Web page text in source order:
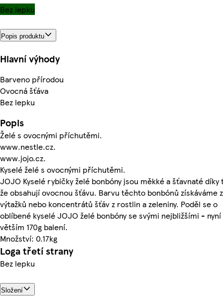
Bez lepku
Popis produktu
Hlavní výhody
Barveno přírodou
Ovocná šťáva
Bez lepku
Popis
Želé s ovocnými příchutěmi.
www.nestle.cz.
www.jojo.cz.
Kyselé želé s ovocnými příchutěmi.
JOJO Kyselé rybičky želé bonbóny jsou měkké a šťavnaté díky
že obsahují ovocnou šťávu. Barvu těchto bonbónů získáváme z
výtažků nebo koncentrátů šťáv z rostlin a zeleniny. Poděl se o
oblíbené kyselé JOJO želé bonbóny se svými nejbližšími - nyní
větším 170g balení.
Množství: 0.17kg
Loga třetí strany
Bez lepku
Složení